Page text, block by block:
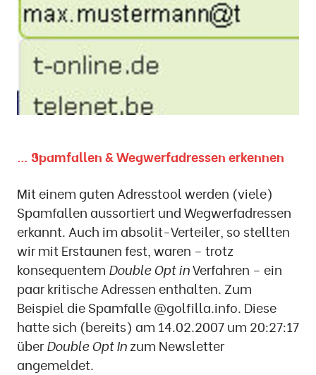
… Spamfallen & Wegwerfadressen erkennen
Mit einem guten Adresstool werden (viele)
Spamfallen aussortiert und Wegwerfadressen
erkannt. Auch im absolit-Verteiler, so stellten
wir mit Erstaunen fest, waren – trotz
konsequentem Double Opt inVerfahren – ein
paar kritische Adressen enthalten. Zum
Beispiel die Spamfalle @golfilla.info. Diese
hatte sich (bereits) am 14.02.2007 um 20:27:17
überDouble Opt Inzum Newsletter
angemeldet.